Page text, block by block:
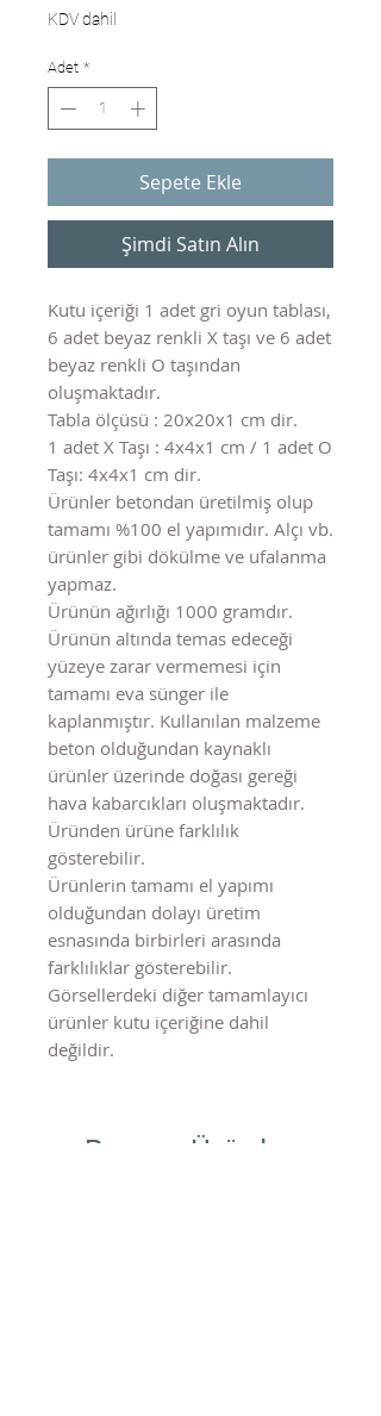
KDV dahil
Adet *
Sepete Ekle
Şimdi Satın Alın
Kutu içeriği 1 adet gri oyun tablası,
6 adet beyaz renkli X taşı ve 6 adet
beyaz renkli O taşından
oluşmaktadır.
Tabla ölçüsü : 20x20x1 cm dir.
1 adet X Taşı : 4x4x1 cm / 1 adet O
Taşı: 4x4x1 cm dir.
Ürünler betondan üretilmiş olup
tamamı %100 el yapımıdır. Alçı vb.
ürünler gibi dökülme ve ufalanma
yapmaz.
Ürünün ağırlığı 1000 gramdır.
Ürünün altında temas edeceği
yüzeye zarar vermemesi için
tamamı eva sünger ile
kaplanmıştır. Kullanılan malzeme
beton olduğundan kaynaklı
ürünler üzerinde doğası gereği
hava kabarcıkları oluşmaktadır.
Üründen ürüne farklılık
gösterebilir.
Ürünlerin tamamı el yapımı
olduğundan dolayı üretim
esnasında birbirleri arasında
farklılıklar gösterebilir.
Görsellerdeki diğer tamamlayıcı
ürünler kutu içeriğine dahil
değildir.
Benzer Ürünler